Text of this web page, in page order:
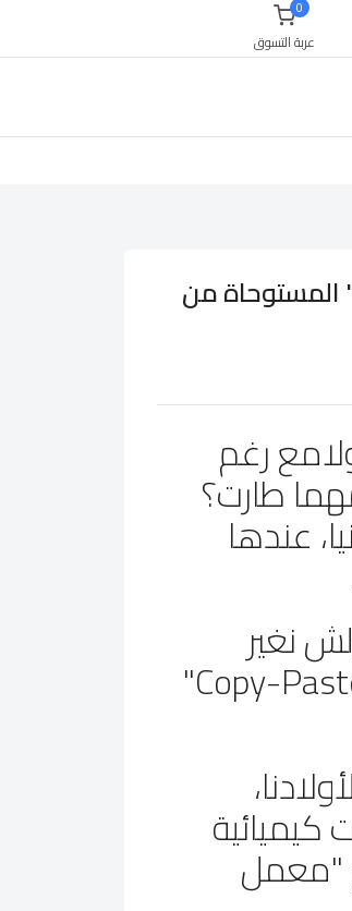
0
عربة التسوق
المستوحاة من
رغم
طارت؟
عندها
نغير
طبيعة شعر وبشرة ابنك أو بنتك، إحنا بس بنعمل "Copy-Paste"
كيميائية
"معمل